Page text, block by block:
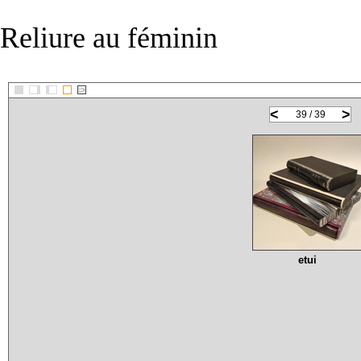
Reliure au féminin
::>
< >
39 / 39
etui